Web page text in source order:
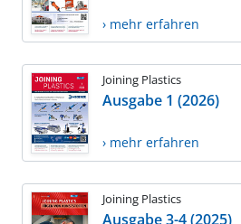
› mehr erfahren
Joining Plastics
Ausgabe 1 (2026)
› mehr erfahren
Joining Plastics
Ausgabe 3-4 (2025)